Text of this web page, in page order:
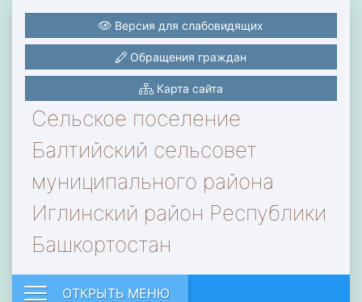
Сельское поселение
Балтийский сельсовет
муниципального района
Иглинский район Республики
Башкортостан
Версия для слабовидящих
Обращения граждан
Карта сайта
ОТКРЫТЬ МЕНЮ